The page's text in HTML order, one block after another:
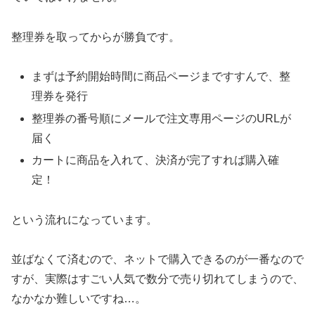
整理券を取ってからが勝負です。
まずは予約開始時間に商品ページまですすんで、整
理券を発行
整理券の番号順にメールで注文専用ページのURLが
届く
カートに商品を入れて、決済が完了すれば購入確
定！
という流れになっています。
並ばなくて済むので、ネットで購入できるのが一番なので
すが、実際はすごい人気で数分で売り切れてしまうので、
なかなか難しいですね…。